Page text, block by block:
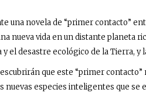
una novela de “primer contacto”
nueva vida en un distante planeta
y el desastre ecológico de la Tierra,
que este “primer
nuevas especies inteligentes que